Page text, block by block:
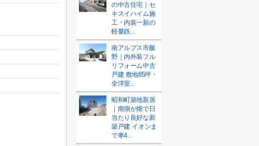
の中古住宅｜セ
キスイハイム施
工・内装一新の
軽量鉄...
南アルプス市飯
野｜内外装フル
リフォーム中古
戸建 敷地85坪・
全洋室...
昭和町築地新居
｜南側が畑で日
当たり良好な新
築戸建 イオンま
で車4...